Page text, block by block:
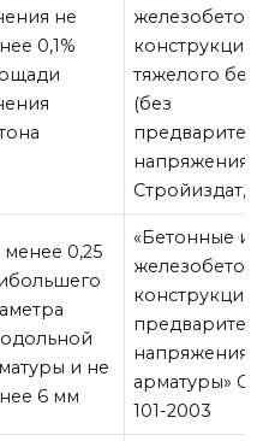
не
0,1%
конструкций
тяжелого
(без
Стройиздат,
0,25
и не
6 мм
«Бетонные и
конструкции
напряжения
арматуры» СП
101-2003